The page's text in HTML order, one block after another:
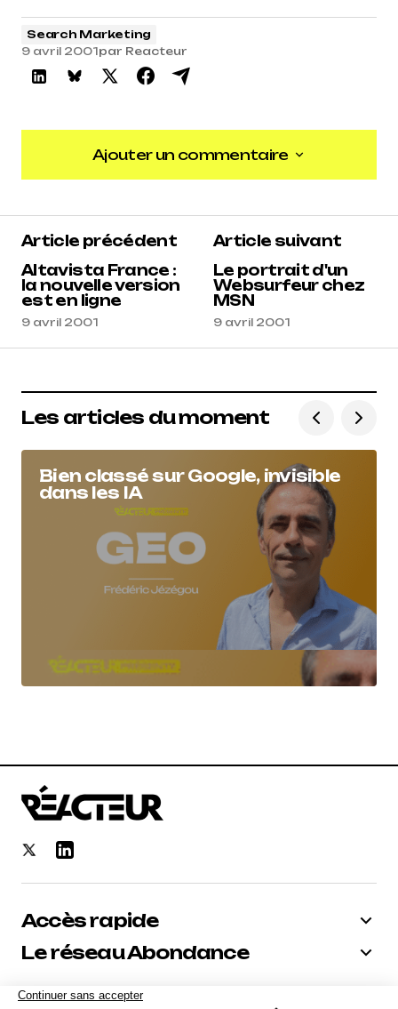
Search Marketing
9 avril 2001par Reacteur
Ajouter un commentaire
Ajouter un commentaire
Article précédent
Altavista France :
la nouvelle version
est en ligne
9 avril 2001
Article suivant
Le portrait d'un
Websurfeur chez
MSN
9 avril 2001
Les articles du moment
Bien classé sur Google, invisible
dans les IA
Accès rapide
Le réseau Abondance